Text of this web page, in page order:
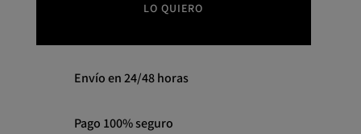
LO QUIERO
Envío en 24/48 horas
Pago 100% seguro